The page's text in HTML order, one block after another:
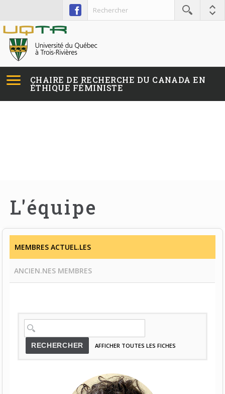
CHAIRE DE RECHERCHE DU CANADAEN
ÉTHIQUE FÉMINISTE
L'équipe
MEMBRES ACTUEL.LES
ANCIEN.NES MEMBRES
RECHERCHER AFFICHER TOUTES LES FICHES